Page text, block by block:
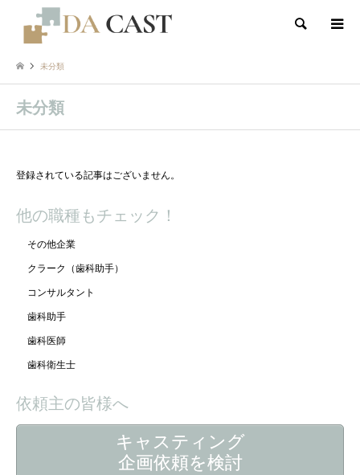
検索
未分類
未分類
登録されている記事はございません。
他の職種もチェック！
その他企業
クラーク（歯科助手）
コンサルタント
歯科助手
歯科医師
歯科衛生士
依頼主の皆様へ
キャスティング
企画依頼を検討